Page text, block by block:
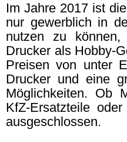
Im Jahre 2017 ist
nur gewerblich in
nutzen zu können,
Drucker als Hobby-
Preisen von unter
Drucker und eine
Möglichkeiten. Ob
KfZ-Ersatzteile
ausgeschlossen.